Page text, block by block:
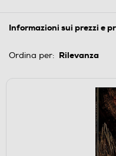
Informazioni sui prezzi e
Ordina per: